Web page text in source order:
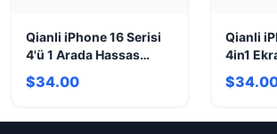
Qianli iPhone 16 Serisi
4'ü 1 Arada Hassas
Birleştirme Kalıbı
$34.00
Qianli
4in1
Kalıbı